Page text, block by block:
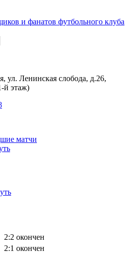
ул. Ленинская слобода, д.26,
й этаж)
матчи
2:2 окончен
2:1 окончен